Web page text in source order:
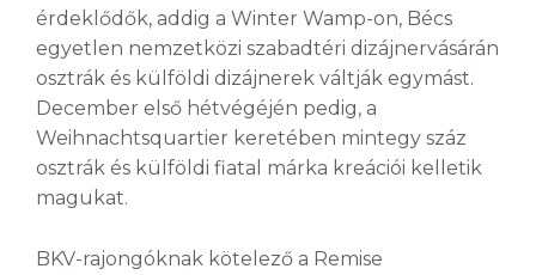
érdeklődők, addig a Winter Wamp-on, Bécs
egyetlen nemzetközi szabadtéri dizájnervásárán
osztrák és külföldi dizájnerek váltják egymást.
December első hétvégéjén pedig, a
Weihnachtsquartier keretében mintegy száz
osztrák és külföldi fiatal márka kreációi kelletik
magukat.
BKV-rajongóknak kötelező a Remise